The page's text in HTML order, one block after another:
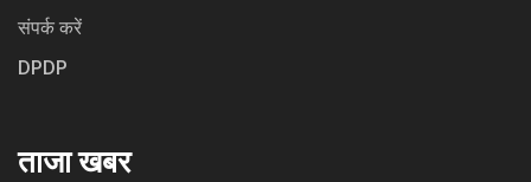
संपर्क करें
DPDP
ताजा खबर